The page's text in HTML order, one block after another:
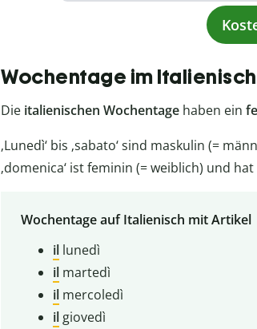
Wochentage im
Die italienischen Wochentage haben ein
‚Lunedì‘ bis ‚sabato‘ sind maskulin (=
‚domenica‘ ist feminin (= weiblich) und
Wochentage auf Italienisch mit Artikel
illunedì
ilmartedì
ilmercoledì
ilgiovedì